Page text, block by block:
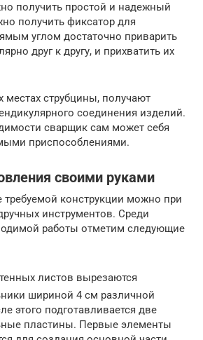
получить простой и надежный
получить фиксатор для
углом достаточно приварить
друг к другу, и прихватить их
струбцины, получают
соединения изделий.
сварщик сам может себя
приспособлениями.
своими руками
требуемой конструкции можно при
инструментов. Среди
работы отметим следующие
листов вырезаются
шириной 4 см различной
этого подготавливается две
пластины. Первые элементы